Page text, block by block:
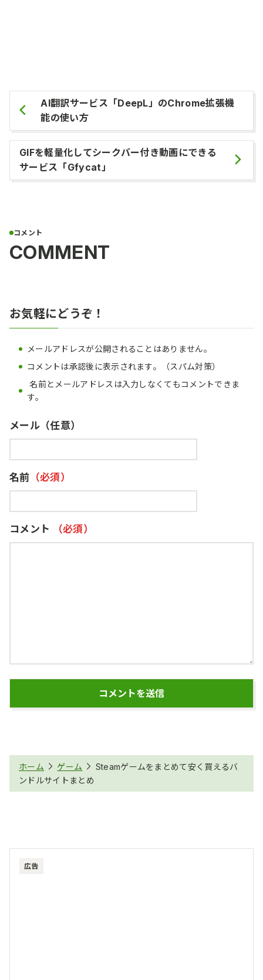
AI翻訳サービス「DeepL」のChrome拡張機
能の使い方
GIFを軽量化してシークバー付き動画にできる
サービス「Gfycat」
COMMENT
お気軽にどうぞ！
メールアドレスが公開されることはありません。
コメントは承認後に表示されます。（スパム対策）
名前とメールアドレスは入力しなくてもコメントできま
す。
コメント
名前
メール
ホーム ゲーム
Steamゲームをまとめて安く買えるバ
ンドルサイトまとめ
広告